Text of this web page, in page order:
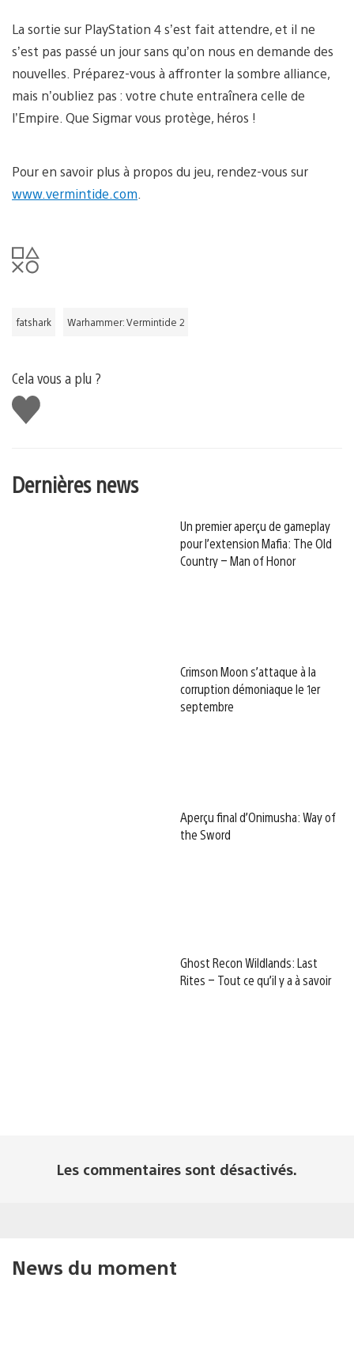
La sortie sur PlayStation 4 s’est fait attendre, et il ne
s’est pas passé un jour sans qu’on nous en demande des
nouvelles. Préparez-vous à affronter la sombre alliance,
mais n’oubliez pas : votre chute entraînera celle de
l’Empire. Que Sigmar vous protège, héros !
Pour en savoir plus à propos du jeu, rendez-vous sur
www.vermintide.com
fatshark Warhammer: Vermintide 2
Cela vous a plu ?
J'aime
Dernières news
Un premier aperçu de gameplay
pour l’extension Mafia: The Old
Country – Man of Honor
Crimson Moon s’attaque à la
corruption démoniaque le 1er
septembre
Aperçu final d’Onimusha: Way of
the Sword
Ghost Recon Wildlands: Last
Rites – Tout ce qu’il y a à savoir
Les commentaires sont désactivés.
News du moment